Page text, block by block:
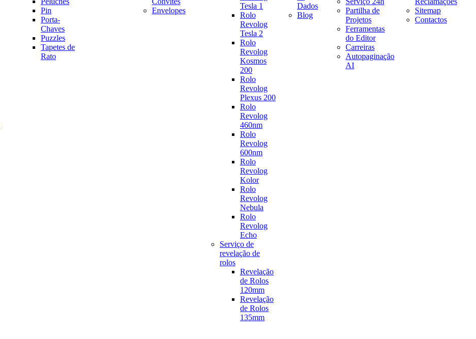
Pin
Porta-
Chaves
Puzzles
Tapetes de
Rato
Envelopes
Tesla 1
Rolo
Revolog
Tesla 2
Rolo
Revolog
Kosmos
200
Rolo
Revolog
Plexus 200
Rolo
Revolog
460nm
Rolo
Revolog
600nm
Rolo
Revolog
Kolor
Rolo
Revolog
Nebula
Rolo
Revolog
Echo
Serviço de
revelação de
rolos
Revelação
de Rolos
120mm
Revelação
de Rolos
135mm
Dados
Blog
Partilha de
Projetos
Ferramentas
do Editor
Carreiras
Autopaginação
AI
Sitemap
Contactos